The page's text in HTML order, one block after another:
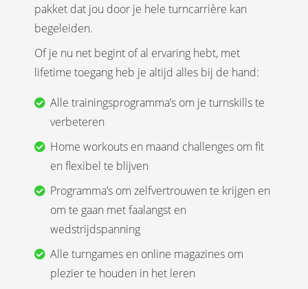
pakket dat jou door je hele turncarrière kan
begeleiden.
Of je nu net begint of al ervaring hebt, met
lifetime toegang heb je altijd alles bij de hand:
Alle trainingsprogramma’s om je turnskills te
verbeteren
Home workouts en maand challenges om fit
en flexibel te blijven
Programma’s om zelfvertrouwen te krijgen en
om te gaan met faalangst en
wedstrijdspanning
Alle turngames en online magazines om
plezier te houden in het leren